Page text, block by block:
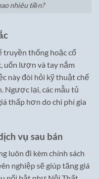
nhiêu tiền?
truyền thống hoặc cổ
uốn lượn và tay nắm
này đòi hỏi kỹ thuật chế
Ngược lại, các mẫu tủ
thấp hơn do chi phí gia
vụ sau bán
luôn đi kèm chính sách
nghiệp sẽ giúp tăng giá